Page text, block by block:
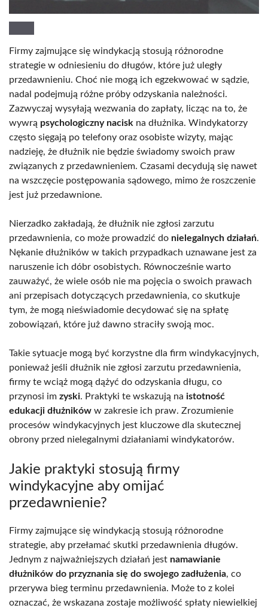
Firmy zajmujące się windykacją stosują różnorodne
strategie w odniesieniu do długów, które już uległy
przedawnieniu. Choć nie mogą ich egzekwować w sądzie,
nadal podejmują różne próby odzyskania należności.
Zazwyczaj wysyłają wezwania do zapłaty, licząc na to, że
wywrą psychologiczny nacisk na dłużnika. Windykatorzy
często sięgają po telefony oraz osobiste wizyty, mając
nadzieję, że dłużnik nie będzie świadomy swoich praw
związanych z przedawnieniem. Czasami decydują się nawet
na wszczęcie postępowania sądowego, mimo że roszczenie
jest już przedawnione.
Nierzadko zakładają, że dłużnik nie zgłosi zarzutu
przedawnienia, co może prowadzić do nielegalnych działań.
Nękanie dłużników w takich przypadkach uznawane jest za
naruszenie ich dóbr osobistych. Równocześnie warto
zauważyć, że wiele osób nie ma pojęcia o swoich prawach
ani przepisach dotyczących przedawnienia, co skutkuje
tym, że mogą nieświadomie decydować się na spłatę
zobowiązań, które już dawno straciły swoją moc.
Takie sytuacje mogą być korzystne dla firm windykacyjnych,
ponieważ jeśli dłużnik nie zgłosi zarzutu przedawnienia,
firmy te wciąż mogą dążyć do odzyskania długu, co
przynosi im zyski. Praktyki te wskazują na istotność
edukacji dłużników w zakresie ich praw. Zrozumienie
procesów windykacyjnych jest kluczowe dla skutecznej
obrony przed nielegalnymi działaniami windykatorów.
Jakie praktyki stosują firmy
windykacyjne aby omijać
przedawnienie?
Firmy zajmujące się windykacją stosują różnorodne
strategie, aby przełamać skutki przedawnienia długów.
Jednym z najważniejszych działań jest namawianie
dłużników do przyznania się do swojego zadłużenia, co
przerywa bieg terminu przedawnienia. Może to z kolei
oznaczać, że wskazana zostaje możliwość spłaty niewielkiej